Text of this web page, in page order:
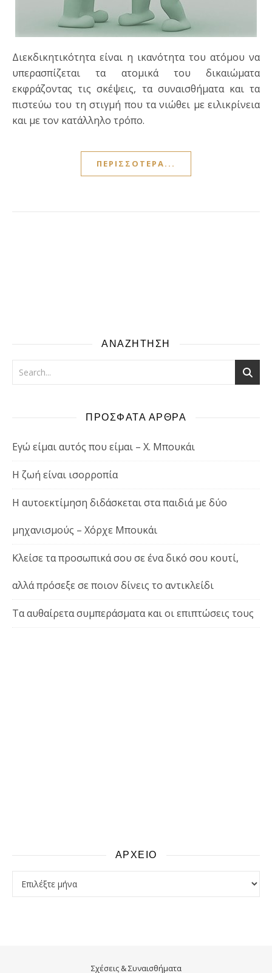
Διεκδικητικότητα είναι η ικανότητα του ατόμου να
υπερασπίζεται τα ατομικά του δικαιώματα
εκφράζοντας τις σκέψεις, τα συναισθήματα και τα
πιστεύω του τη στιγμή που τα νιώθει με ειλικρίνεια
και με τον κατάλληλο τρόπο.
ΠΕΡΙΣΣΌΤΕΡΑ...
ΑΝΑΖΗΤΗΣΗ
ΠΡΟΣΦΑΤΑ ΑΡΘΡΑ
Εγώ είμαι αυτός που είμαι – Χ. Μπουκάι
Η ζωή είναι ισορροπία
Η αυτοεκτίμηση διδάσκεται στα παιδιά με δύο
μηχανισμούς – Χόρχε Μπουκάι
Κλείσε τα προσωπικά σου σε ένα δικό σου κουτί,
αλλά πρόσεξε σε ποιον δίνεις το αντικλείδι
Τα αυθαίρετα συμπεράσματα και οι επιπτώσεις τους
ΑΡΧΕΙΟ
Σχέσεις & Συναισθήματα